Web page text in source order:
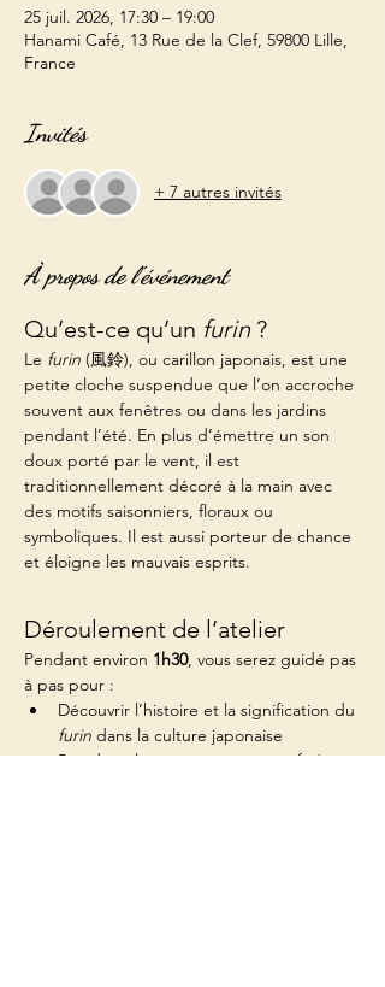
25 juil. 2026, 17:30 – 19:00
Hanami Café, 13 Rue de la Clef, 59800 Lille,
France
Invités
+ 7 autres invités
À propos de l'événement
Qu’est-ce qu’un furin ?
Le furin (風鈴), ou carillon japonais, est une
petite cloche suspendue que l’on accroche
souvent aux fenêtres ou dans les jardins
pendant l’été. En plus d’émettre un son
doux porté par le vent, il est
traditionnellement décoré à la main avec
des motifs saisonniers, floraux ou
symboliques. Il est aussi porteur de chance
et éloigne les mauvais esprits.
Déroulement de l’atelier
Pendant environ 1h30, vous serez guidé pas
à pas pour :
Découvrir l’histoire et la signification du
furin dans la culture japonaise
Peindre à la main votre propre furin